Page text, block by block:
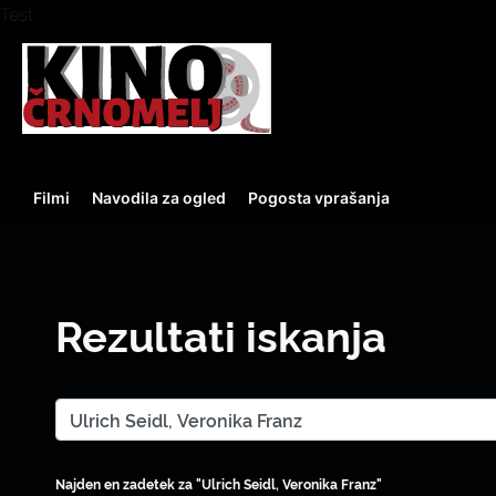
Filmi Navodila za ogled Pogosta vprašanja
Rezultati iskanja
Najden en zadetek za "Ulrich Seidl, Veronika Franz"